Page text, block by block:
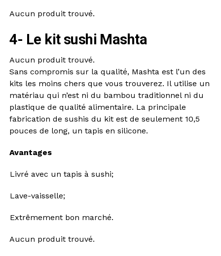
Aucun produit trouvé.
4- Le kit sushi Mashta
Aucun produit trouvé.
Sans compromis sur la qualité, Mashta est l’un des
kits les moins chers que vous trouverez. Il utilise un
matériau qui n’est ni du bambou traditionnel ni du
plastique de qualité alimentaire. La principale
fabrication de sushis du kit est de seulement 10,5
pouces de long, un tapis en silicone.
Avantages
Livré avec un tapis à sushi;
Lave-vaisselle;
Extrêmement bon marché.
Aucun produit trouvé.